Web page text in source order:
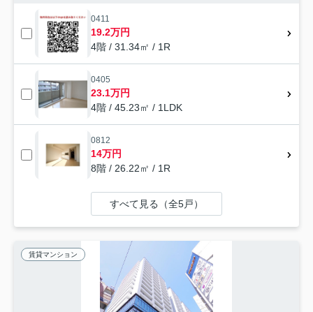
0411
19.2万円
4階 / 31.34㎡ / 1R
0405
23.1万円
4階 / 45.23㎡ / 1LDK
0812
14万円
8階 / 26.22㎡ / 1R
すべて見る（全5戸）
賃貸マンション